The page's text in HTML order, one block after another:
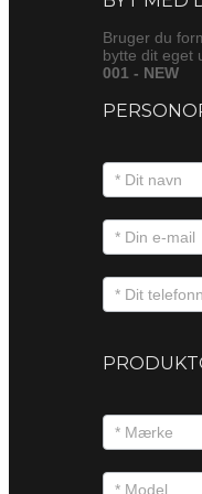
Bruger du
bytte dit eget
001 - NEW